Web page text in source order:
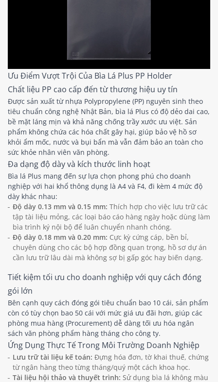
Ưu Điểm Vượt Trội Của Bìa Lá Plus PP Holder
Chất liệu PP cao cấp đến từ thương hiệu uy tín
Được sản xuất từ nhựa Polypropylene (PP) nguyên sinh theo
tiêu chuẩn công nghệ Nhật Bản, bìa lá Plus có độ dẻo dai cao,
bề mặt láng mịn và khả năng chống trầy xước ưu việt. Sản
phẩm không chứa các hóa chất gây hại, giúp bảo vệ hồ sơ
khỏi ẩm mốc, nước và bụi bẩn mà vẫn đảm bảo an toàn cho
sức khỏe nhân viên văn phòng.
Đa dạng độ dày và kích thước linh hoạt
Bìa lá Plus mang đến sự lựa chọn phong phú cho doanh
nghiệp với hai khổ thông dụng là A4 và F4, đi kèm 4 mức độ
dày khác nhau:
Độ dày 0.13 mm và 0.15 mm: Thích hợp cho việc lưu trữ các
tập tài liệu mỏng, các loại báo cáo hàng ngày hoặc dùng làm
bìa trình ký nội bộ để luân chuyển nhanh chóng.
Độ dày 0.18 mm và 0.20 mm: Cực kỳ cứng cáp, bền bỉ,
chuyên dùng cho các bộ hợp đồng quan trọng, hồ sơ dự án
cần lưu trữ lâu dài mà không sợ bị gấp góc hay biến dạng.
Tiết kiệm tối ưu cho doanh nghiệp với quy cách đóng
gói lớn
Bên cạnh quy cách đóng gói tiêu chuẩn bao 10 cái, sản phẩm
còn có tùy chọn bao 50 cái với mức giá ưu đãi hơn, giúp các
phòng mua hàng (Procurement) dễ dàng tối ưu hóa ngân
sách văn phòng phẩm hàng tháng cho công ty.
Ứng Dụng Thực Tế Trong Môi Trường Doanh Nghiệp
Lưu trữ tài liệu kế toán: Đựng hóa đơn, tờ khai thuế, chứng
từ ngân hàng theo từng tháng/quý một cách khoa học.
Tài liệu hội thảo và thuyết trình: Sử dụng bìa lá không màu